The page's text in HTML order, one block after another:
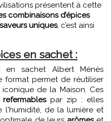
présentent à cette
combinaisons d’épices
saveurs uniques, c’est ainsi
en sachet :
en sachet Albert Ménès
format permet de réutiliser
de la Maison. Ces
par zip : elles
l'humidité, de la lumière et